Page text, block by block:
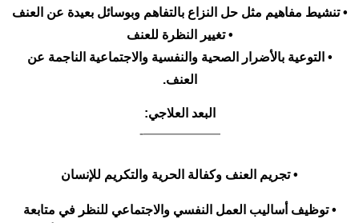
• تنشيط مفاهيم مثل حل النزاع بالتفاهم وبوسائل بعيدة عن العنف
• تغيير النظرة للعنف
• التوعية بالأضرار الصحية والنفسية والاجتماعية الناجمة عن
العنف.
البعد العلاجي:
——————-
• تجريم العنف وكفالة الحرية والتكريم للإنسان
• توظيف أساليب العمل النفسي والاجتماعي للنظر في متابعة